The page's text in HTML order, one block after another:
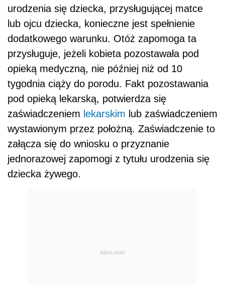
urodzenia się dziecka, przysługującej matce
lub ojcu dziecka, konieczne jest spełnienie
dodatkowego warunku. Otóż zapomoga ta
przysługuje, jeżeli kobieta pozostawała pod
opieką medyczną, nie później niż od 10
tygodnia ciąży do porodu. Fakt pozostawania
pod opieką lekarską, potwierdza się
zaświadczeniem lekarskim lub zaświadczeniem
wystawionym przez położną. Zaświadczenie to
załącza się do wniosku o przyznanie
jednorazowej zapomogi z tytułu urodzenia się
dziecka żywego.
REKLAMA